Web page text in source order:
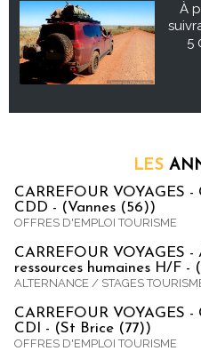
À
5
LES
CARREFOUR VOYAGES -
CDD - (Vannes (56))
OFFRES D'EMPLOI TOURISME
CARREFOUR VOYAGES
ressources humaines H/F -
ALTERNANCE / STAGES
CARREFOUR VOYAGES -
CDI - (St Brice (77))
OFFRES D'EMPLOI TOURISME